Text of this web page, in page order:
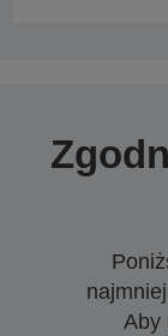
Aby